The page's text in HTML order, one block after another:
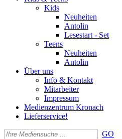
Kids
Neuheiten
Antolin
Lesestart - Set
Teens
Neuheiten
Antolin
Über uns
Info & Kontakt
Mitarbeiter
Impressum
Medienzentrum Kronach
Lieferservice!
GO